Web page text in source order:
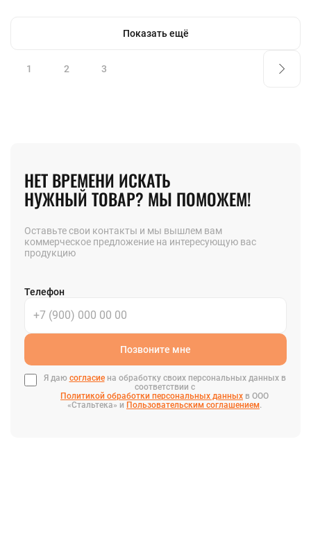
Показать ещё
1 2 3
НЕТ ВРЕМЕНИ ИСКАТЬ
НУЖНЫЙ ТОВАР? МЫ ПОМОЖЕМ!
Оставьте свои контакты и мы вышлем вам
коммерческое предложение на интересующую вас
продукцию
Телефон
Позвоните мне
Я даю согласиена обработку своих персональных данных в
соответствии с
Политикой обработки персональных данных в ООО
«Стальтека» и Пользовательским соглашением.